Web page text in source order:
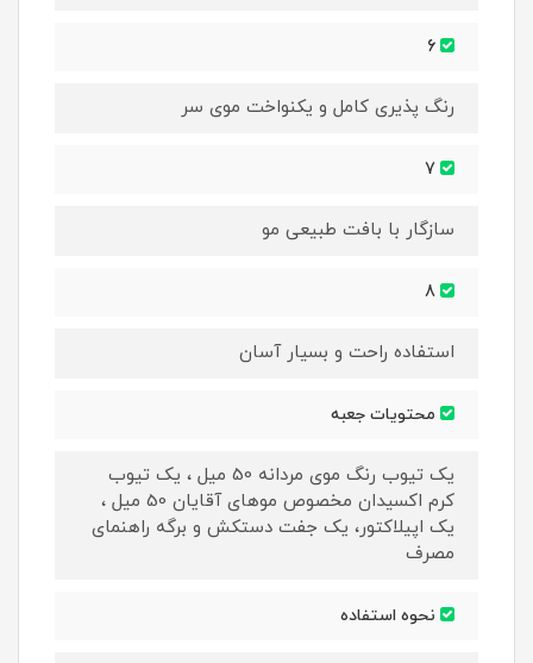
رنگ پذیری کامل و یکنواخت موی سر
سازگار با بافت طبیعی مو
استفاده راحت و بسیار آسان
محتویات جعبه
یک تیوب رنگ موی مردانه 50 میل ، یک تیوب
کرم اکسیدان مخصوص موهای آقایان 50 میل ،
یک اپیلاکتور، یک جفت دستکش و برگه راهنمای
مصرف
نحوه استفاده